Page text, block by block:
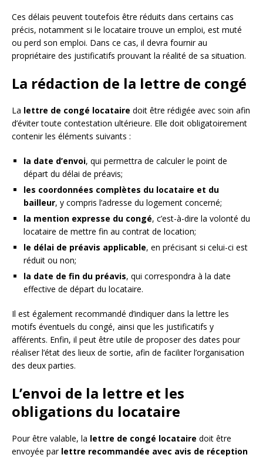
Ces délais peuvent toutefois être réduits dans certains cas
précis, notamment si le locataire trouve un emploi, est muté
ou perd son emploi. Dans ce cas, il devra fournir au
propriétaire des justificatifs prouvant la réalité de sa situation.
La rédaction de la lettre de congé
La lettre de congé locataire doit être rédigée avec soin afin
d’éviter toute contestation ultérieure. Elle doit obligatoirement
contenir les éléments suivants :
la date d’envoi, qui permettra de calculer le point de
départ du délai de préavis;
les coordonnées complètes du locataire et du
bailleur, y compris l’adresse du logement concerné;
la mention expresse du congé, c’est-à-dire la volonté du
locataire de mettre fin au contrat de location;
le délai de préavis applicable, en précisant si celui-ci est
réduit ou non;
la date de fin du préavis, qui correspondra à la date
effective de départ du locataire.
Il est également recommandé d’indiquer dans la lettre les
motifs éventuels du congé, ainsi que les justificatifs y
afférents. Enfin, il peut être utile de proposer des dates pour
réaliser l’état des lieux de sortie, afin de faciliter l’organisation
des deux parties.
L’envoi de la lettre et les
obligations du locataire
Pour être valable, la lettre de congé locataire doit être
envoyée par lettre recommandée avec avis de réception